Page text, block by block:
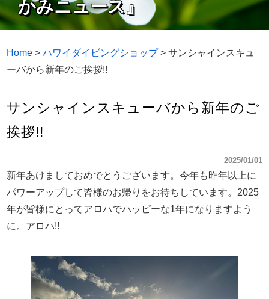
かみニュース』
Home >ハワイダイビングショップ>サンシャインスキュ
ーバから新年のご挨拶!!
サンシャインスキューバから新年のご
挨拶!!
2025/01/01
新年あけましておめでとうございます。今年も昨年以上に
パワーアップして皆様のお帰りをお待ちしています。2025
年が皆様にとってアロハでハッピーな1年になりますよう
に。アロハ!!